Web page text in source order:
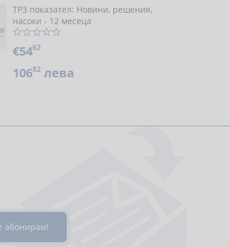
ТРЗ показател: Новини, решения,
насоки - 12 месеца
€5462
10682лева